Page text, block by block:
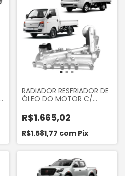
RADIADOR RESFRIADOR DE
ÓLEO DO MOTOR C/
16V BONGO K2500 16V
2013...
R$1.665,02
R$1.581,77 com Pix